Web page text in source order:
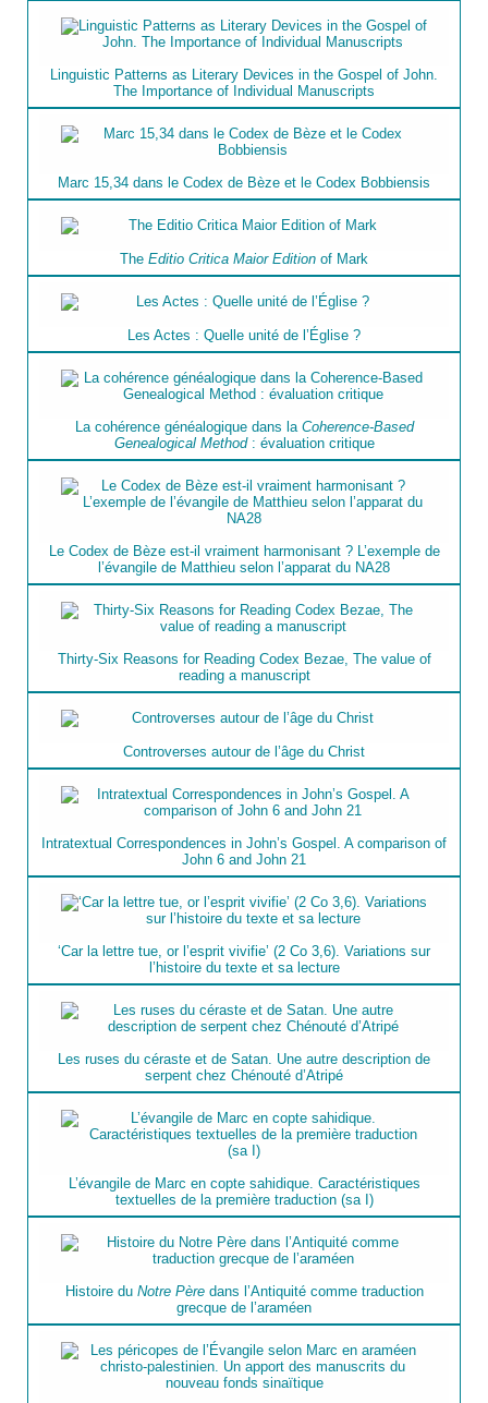
Linguistic Patterns as Literary Devices in the Gospel of John.
The Importance of Individual Manuscripts
Marc 15,34 dans le Codex de Bèze et le Codex Bobbiensis
The Editio Critica Maior Edition of Mark
Les Actes : Quelle unité de l’Église ?
La cohérence généalogique dans la Coherence-Based
Genealogical Method: évaluation critique
Le Codex de Bèze est-il vraiment harmonisant ? L’exemple de
l’évangile de Matthieu selon l’apparat du NA28
Thirty-Six Reasons for Reading Codex Bezae, The value of
reading a manuscript
Controverses autour de l’âge du Christ
Intratextual Correspondences in John’s Gospel. A comparison of
John 6 and John 21
‘Car la lettre tue, or l’esprit vivifie’ (2 Co 3,6). Variations sur
l’histoire du texte et sa lecture
Les ruses du céraste et de Satan. Une autre description de
serpent chez Chénouté d’Atripé
L’évangile de Marc en copte sahidique. Caractéristiques
textuelles de la première traduction (sa I)
Histoire du Notre Pèredans l’Antiquité comme traduction
grecque de l’araméen